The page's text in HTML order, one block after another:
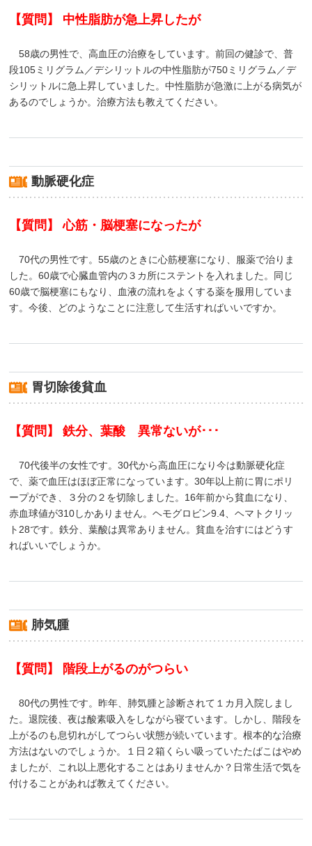
【質問】 中性脂肪が急上昇したが
58歳の男性で、高血圧の治療をしています。前回の健診で、普
段105ミリグラム／デシリットルの中性脂肪が750ミリグラム／デ
シリットルに急上昇していました。中性脂肪が急激に上がる病気が
あるのでしょうか。治療方法も教えてください。
動脈硬化症
【質問】 心筋・脳梗塞になったが
70代の男性です。55歳のときに心筋梗塞になり、服薬で治りま
した。60歳で心臓血管内の３カ所にステントを入れました。同じ
60歳で脳梗塞にもなり、血液の流れをよくする薬を服用していま
す。今後、どのようなことに注意して生活すればいいですか。
胃切除後貧血
【質問】 鉄分、葉酸 異常ないが･･･
70代後半の女性です。30代から高血圧になり今は動脈硬化症
で、薬で血圧はほぼ正常になっています。30年以上前に胃にポリ
ープができ、３分の２を切除しました。16年前から貧血になり、
赤血球値が310しかありません。ヘモグロビン9.4、ヘマトクリッ
ト28です。鉄分、葉酸は異常ありません。貧血を治すにはどうす
ればいいでしょうか。
肺気腫
【質問】 階段上がるのがつらい
80代の男性です。昨年、肺気腫と診断されて１カ月入院しまし
た。退院後、夜は酸素吸入をしながら寝ています。しかし、階段を
上がるのも息切れがしてつらい状態が続いています。根本的な治療
方法はないのでしょうか。１日２箱くらい吸っていたたばこはやめ
ましたが、これ以上悪化することはありませんか？日常生活で気を
付けることがあれば教えてください。